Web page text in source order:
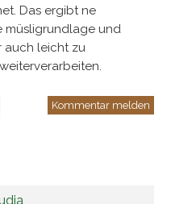
Das ergibt ne
müsligrundlage und
auch leicht zu
Kommentar melden